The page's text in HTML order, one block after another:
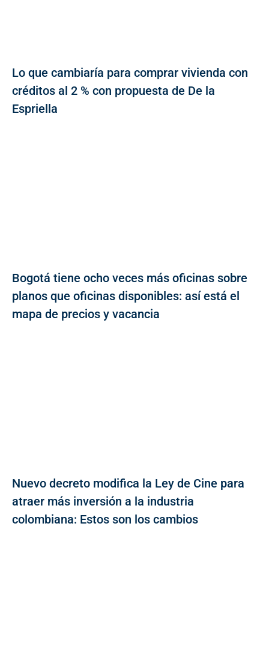
Lo que cambiaría para comprar vivienda con
créditos al 2 % con propuesta de De la
Espriella
Bogotá tiene ocho veces más oficinas sobre
planos que oficinas disponibles: así está el
mapa de precios y vacancia
Nuevo decreto modifica la Ley de Cine para
atraer más inversión a la industria
colombiana: Estos son los cambios